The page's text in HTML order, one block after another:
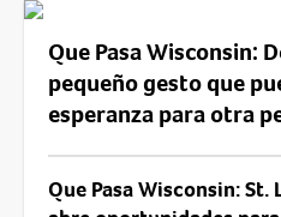
Que Pasa Wisconsin:
pequeño gesto que
esperanza para otra
Que Pasa Wisconsin: